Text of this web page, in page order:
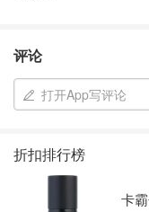
3⃣️妮维雅眼唇卸妆液
性价比超高的卸妆
款，是真爱卸妆液
妮维雅推荐指数：
评论
打开App写评论
折扣排行榜
卡